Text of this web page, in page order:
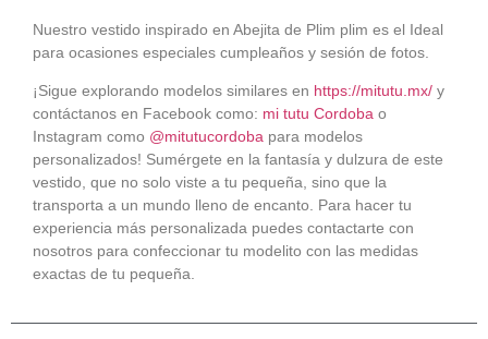
Nuestro vestido inspirado en Abejita de Plim plim es el Ideal
para ocasiones especiales cumpleaños y sesión de fotos.
¡Sigue explorando modelos similares en https://mitutu.mx/ y
contáctanos en Facebook como: mi tutu Cordoba o
Instagram como @mitutucordoba para modelos
personalizados! Sumérgete en la fantasía y dulzura de este
vestido, que no solo viste a tu pequeña, sino que la
transporta a un mundo lleno de encanto. Para hacer tu
experiencia más personalizada puedes contactarte con
nosotros para confeccionar tu modelito con las medidas
exactas de tu pequeña.